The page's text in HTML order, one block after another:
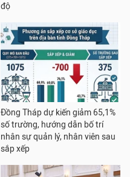
độ
Đồng Tháp dự kiến giảm 65,1%
số trường, hướng dẫn bố trí
nhân sự quản lý, nhân viên sau
sắp xếp